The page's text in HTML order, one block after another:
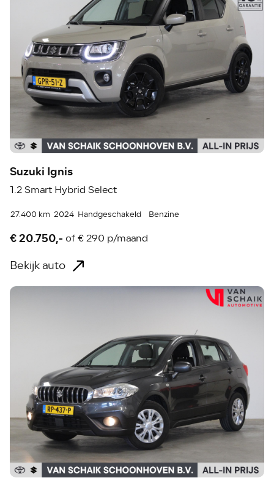
Suzuki Ignis
1.2 Smart Hybrid Select
27.400 km 2024 Handgeschakeld Benzine
€ 20.750,- of€ 290 p/maand
Bekijk auto